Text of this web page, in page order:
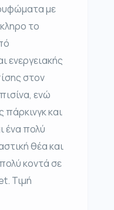
με
το
ενεργειακής
στον
ενώ
πάρκινγκ και
ένα πολύ
θέα και
κοντά σε
Τιμή